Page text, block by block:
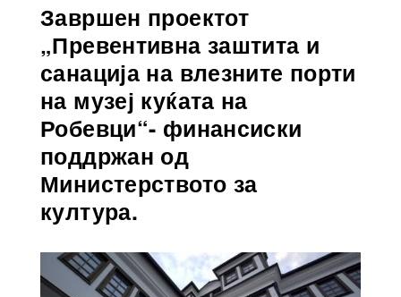
Завршен проектот
„Превентивна заштита и
санација на влезните порти
на музеј куќата на
Робевци“- финансиски
поддржан од
Министерството за
култура.